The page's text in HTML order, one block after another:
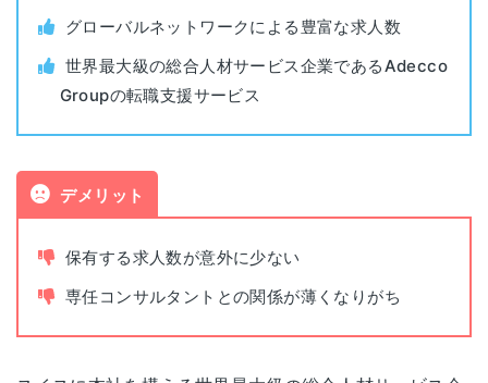
非公開求人数 非公開
面談可能時間
グローバルネットワークによる豊富な求人数
世界最大級の総合人材サービス企業であるAdecco
Groupの転職支援サービス
デメリット
保有する求人数が意外に少ない
専任コンサルタントとの関係が薄くなりがち